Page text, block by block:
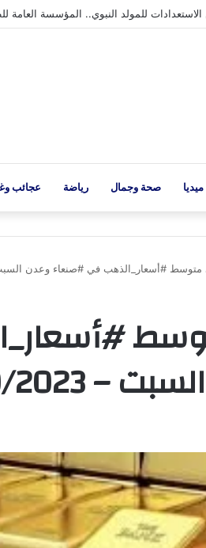
للمولد النبوي.. المؤسسة العامة
صحة وجمال رياضة عجائب
#أسعار_الذهب في #صنعاء وعدن السبت – 07/10/
10/2023